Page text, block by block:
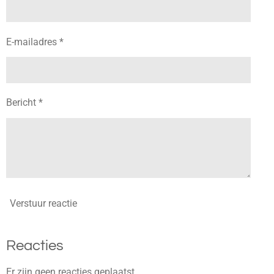
E-mailadres *
Bericht *
Verstuur reactie
Reacties